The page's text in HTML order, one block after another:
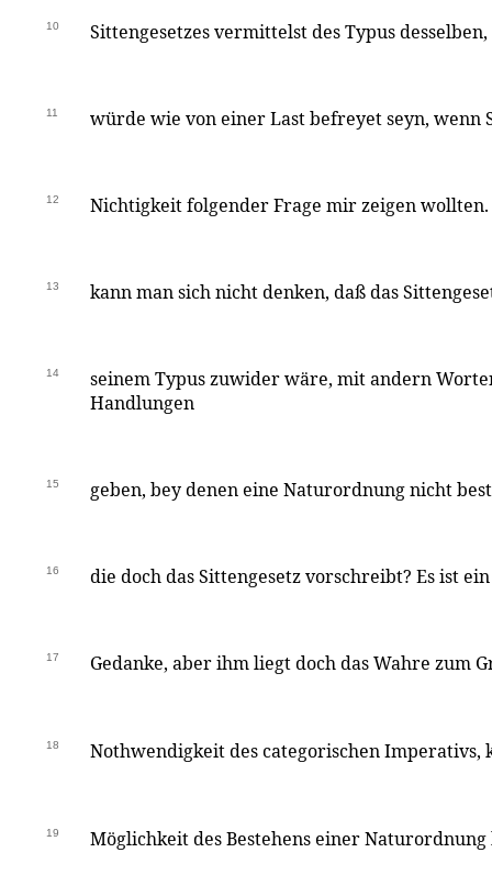
10 Sittengesetzes vermittelst des Typus
11 würde wie von einer Last befreyet seyn, wenn
12 Nichtigkeit folgender Frage mir zeigen
13 kann man sich nicht denken, daß das
14
seinem Typus zuwider wäre, mit andern
Handlungen
15 geben, bey denen eine Naturordnung nicht
16 die doch das Sittengesetz vorschreibt? Es ist
17 Gedanke, aber ihm liegt doch das Wahre zum
18 Nothwendigkeit des categorischen Imperativs,
19 Möglichkeit des Bestehens einer